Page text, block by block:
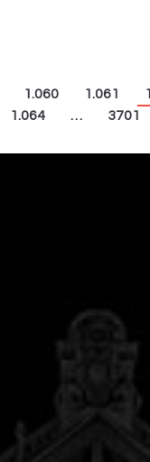
1.060 1.061
1.064
… 3701